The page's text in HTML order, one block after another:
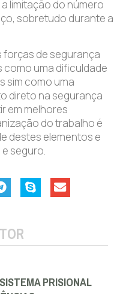
limitação do número
sobretudo durante a
forças de segurança
como uma dificuldade
sim como uma
direto na segurança
em melhores
do trabalho é
destes elementos e
seguro.
PRISIONAL